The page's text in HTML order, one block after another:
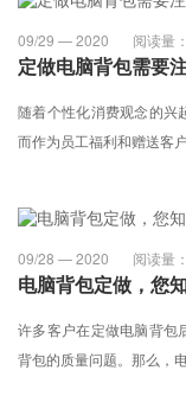
09/29 — 2020 阅读量：
定做电脑背包需要
随着个性化消费观念的兴
而作为员工福利和赠送客
09/28 — 2020 阅读量：
电脑背包定做，您
许多客户在定做电脑背包
背包的质量问题。那么，